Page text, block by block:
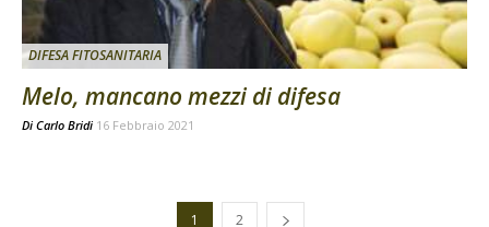
DIFESA FITOSANITARIA
Melo, mancano mezzi di difesa
Di Carlo Bridi 16 Febbraio 2021
1 2